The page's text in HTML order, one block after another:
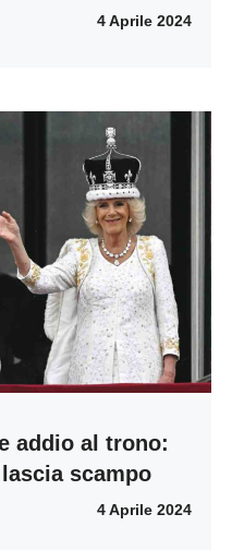
4 Aprile 2024
addio al trono:
scampo
4 Aprile 2024